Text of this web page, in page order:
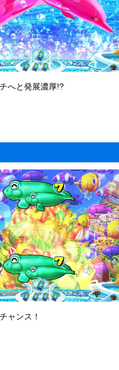
へと発展濃厚!?
ャンス！